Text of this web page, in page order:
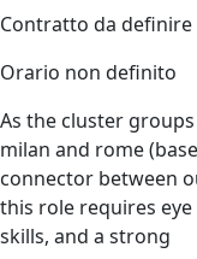
Contratto da definire
Orario non definito
As the cluster
milan and rome
connector between
this role requires
skills, and a strong